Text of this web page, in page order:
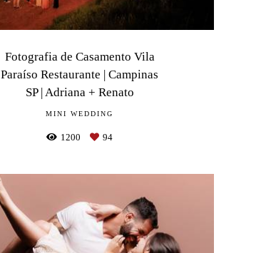
Fotografia de Casamento Vila
Paraíso Restaurante | Campinas
SP | Adriana + Renato
MINI WEDDING
1200 94